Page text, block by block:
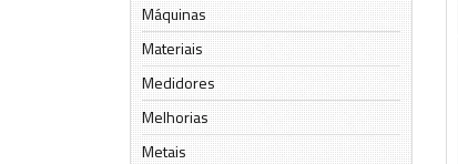
Máquinas
Materiais
Medidores
Melhorias
Metais